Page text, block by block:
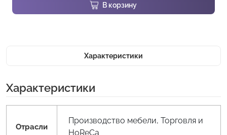
В корзину
Характеристики
Характеристики
Отрасли
Производство мебели, Торговля и
HoReCa